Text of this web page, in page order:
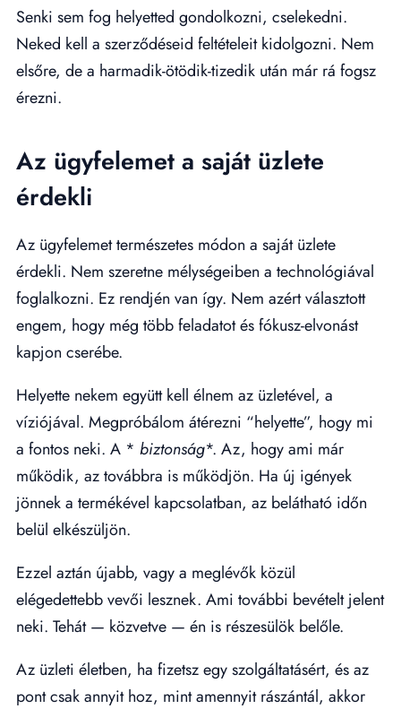
Senki sem fog helyetted gondolkozni, cselekedni.
Neked kell a szerződéseid feltételeit kidolgozni. Nem
elsőre, de a harmadik-ötödik-tizedik után már rá fogsz
érezni.
Az ügyfelemet a saját üzlete
érdekli
Az ügyfelemet természetes módon a saját üzlete
érdekli. Nem szeretne mélységeiben a technológiával
foglalkozni. Ez rendjén van így. Nem azért választott
engem, hogy még több feladatot és fókusz-elvonást
kapjon cserébe.
Helyette nekem együtt kell élnem az üzletével, a
víziójával. Megpróbálom átérezni “helyette”, hogy mi
a fontos neki. A * biztonság*. Az, hogy ami már
működik, az továbbra is működjön. Ha új igények
jönnek a termékével kapcsolatban, az belátható időn
belül elkészüljön.
Ezzel aztán újabb, vagy a meglévők közül
elégedettebb vevői lesznek. Ami további bevételt jelent
neki. Tehát — közvetve — én is részesülök belőle.
Az üzleti életben, ha fizetsz egy szolgáltatásért, és az
pont csak annyit hoz, mint amennyit rászántál, akkor